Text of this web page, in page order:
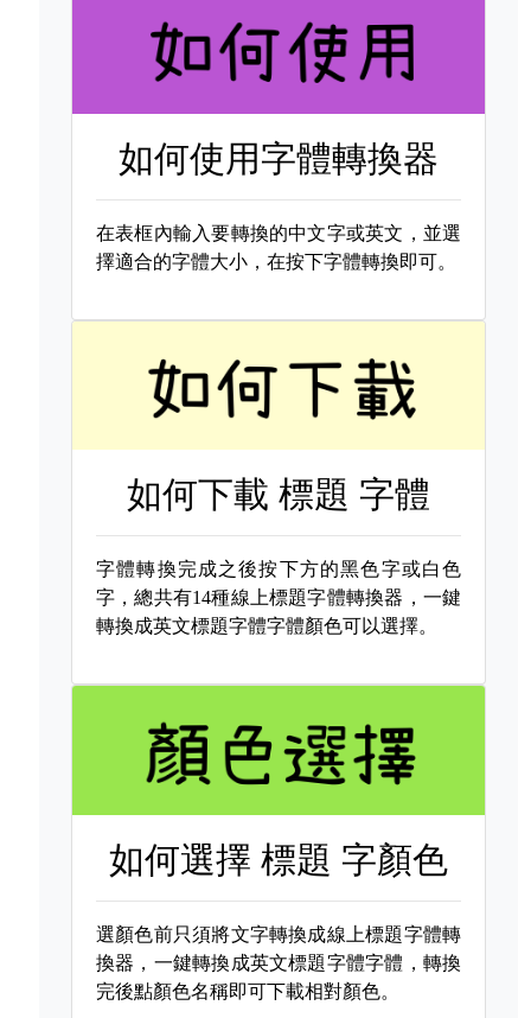
如何使用字體轉換器
在表框內輸入要轉換的中文字或英文，並選
擇適合的字體大小，在按下字體轉換即可。
如何下載標題 字體
字體轉換完成之後按下方的黑色字或白色
字，總共有14種線上標題字體轉換器，一鍵
轉換成英文標題字體字體顏色可以選擇。
如何選擇標題 字顏色
選顏色前只須將文字轉換成線上標題字體轉
換器，一鍵轉換成英文標題字體字體，轉換
完後點顏色名稱即可下載相對顏色。